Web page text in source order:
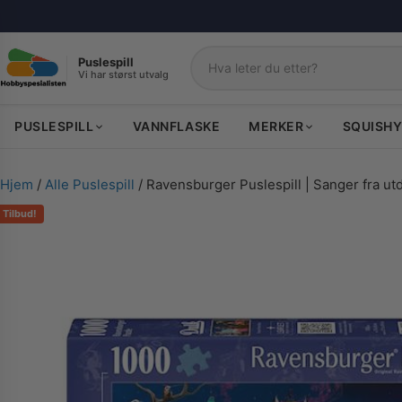
Puslespill
Vi har størst utvalg Søk
PUSLESPILL VANNFLASKE MERKER
Hjem / Alle Puslespill / Ravensburger Puslespill | Sanger fra
Tilbud!